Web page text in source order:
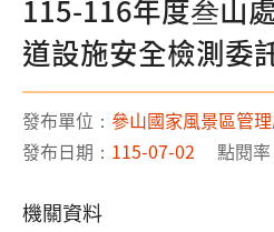
115-116年度叁山
道設施安全檢測委
發布單位： 參山國家風景區管
發布日期： 115-07-02 點閱率
機關資料